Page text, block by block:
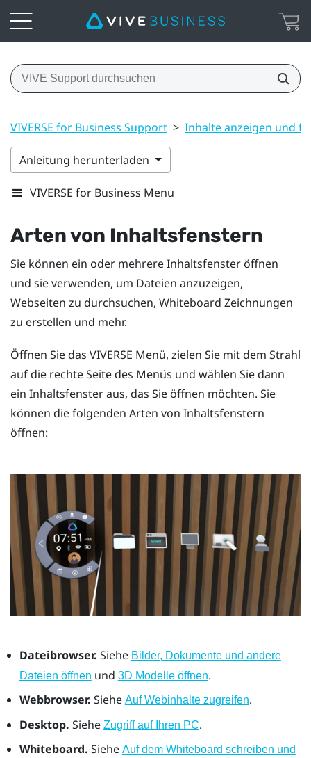
VIVERSE for Business Support > Inhalte anzeigen und
Anleitung herunterladen
VIVERSE for Business Menu
Arten von Inhaltsfenstern
Sie können ein oder mehrere Inhaltsfenster öffnen
und sie verwenden, um Dateien anzuzeigen,
Webseiten zu durchsuchen, Whiteboard Zeichnungen
zu erstellen und mehr.
Öffnen Sie das VIVERSE Menü, zielen Sie mit dem Strahl
auf die rechte Seite des Menüs und wählen Sie dann
ein Inhaltsfenster aus, das Sie öffnen möchten. Sie
können die folgenden Arten von Inhaltsfenstern
öffnen:
Dateibrowser. Siehe Bilder, Dokumente und andere
Dateien öffnen und 3D Modelle öffnen.
Webbrowser. Siehe Auf Webinhalte zugreifen.
Desktop. Siehe Zugriff auf Ihren PC.
Whiteboard. Siehe Auf dem Whiteboard schreiben und